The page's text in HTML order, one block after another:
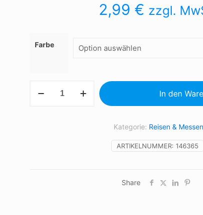
2,99 € zzgl.
Farbe
Armband
In den
ARTIKELNUMMER: 146365
Kategorie: Reisen & Messen
Share